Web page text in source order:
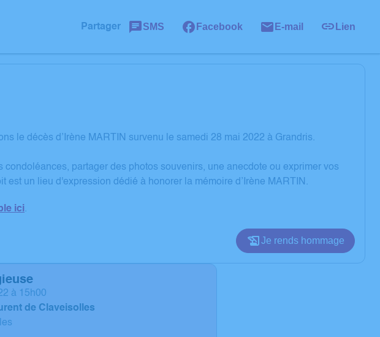
Partager SMS Facebook E-mail Lien
le décès d’Irène MARTIN survenu le samedi 28 mai 2022 à Grandris.
partager des photos souvenirs, une anecdote ou exprimer vos
est un lieu d'expression dédié à honorer la mémoire d’Irène MARTIN.
ici.
Je rends hommage
à 15h00
de Claveisolles